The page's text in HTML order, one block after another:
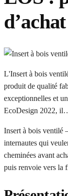
d’achat
L'Insert à bois
produit de qualité
exceptionnelles et
EcoDesign 2022,
Insert à bois ventilé
internautes qui
cheminées avant
puis renvoie vers la